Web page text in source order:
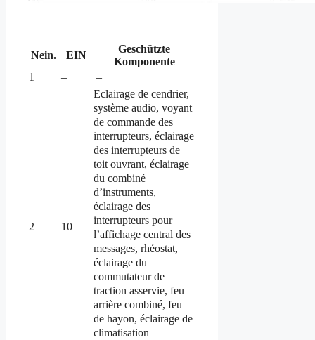
Nein. EIN
Geschützte
Komponente
1
– –
2 10
Eclairage de cendrier,
système audio, voyant
de commande des
interrupteurs, éclairage
des interrupteurs de
toit ouvrant, éclairage
du combiné
d’instruments,
éclairage des
interrupteurs pour
l’affichage central des
messages, rhéostat,
éclairage du
commutateur de
traction asservie, feu
arrière combiné, feu
de hayon, éclairage de
climatisation